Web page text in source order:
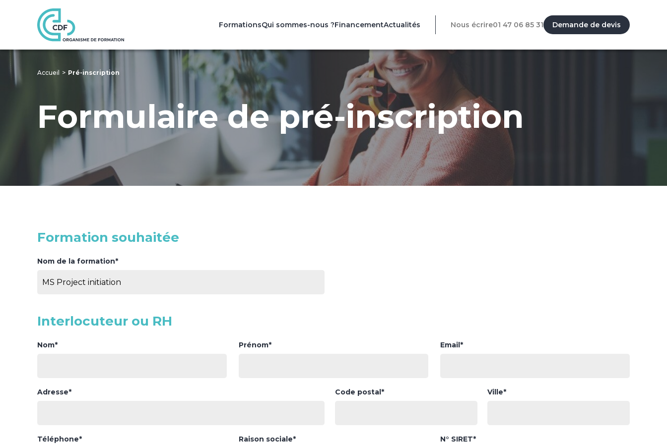
FormationsQui sommes-nous ?FinancementActualités Nous écrire01 47 06 85 31 Demande de devis
Accueil Pré-inscription
Formulaire de pré-inscription
Formation souhaitée
Nom de la formation*
Interlocuteur ou RH
Nom* Prénom* Email*
Adresse* Code postal* Ville*
Téléphone* Raison sociale* N° SIRET*